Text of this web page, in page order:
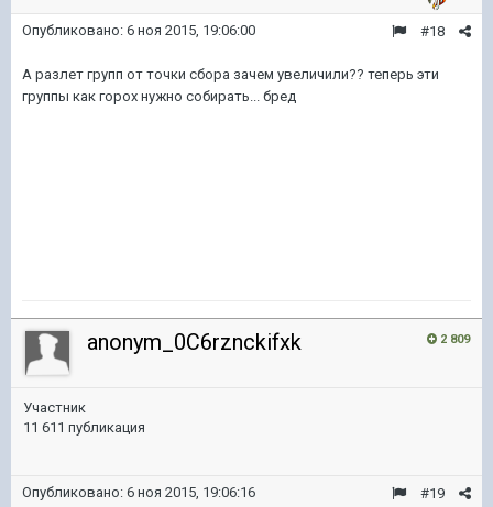
#18
Опубликовано: 6 ноя 2015, 19:06:00
А разлет групп от точки сбора зачем увеличили?? теперь эти
группы как горох нужно собирать... бред
2 809
anonym_0C6rznckifxk
Участник
11 611 публикация
#19
Опубликовано: 6 ноя 2015, 19:06:16